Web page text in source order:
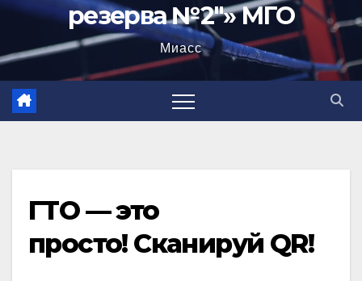
резерва №2"» МГО
Миасс
ГТО — это
просто! Сканируй QR!